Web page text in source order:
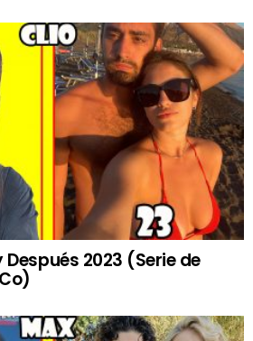
2023 (Serie de